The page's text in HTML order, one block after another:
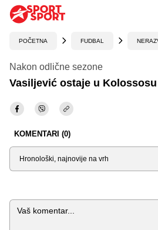
POČETNA FUDBAL
Nakon odlične sezone
Vasiljević ostaje u Kolossosu
KOMENTARI (0)
Sortiraj
Komentar